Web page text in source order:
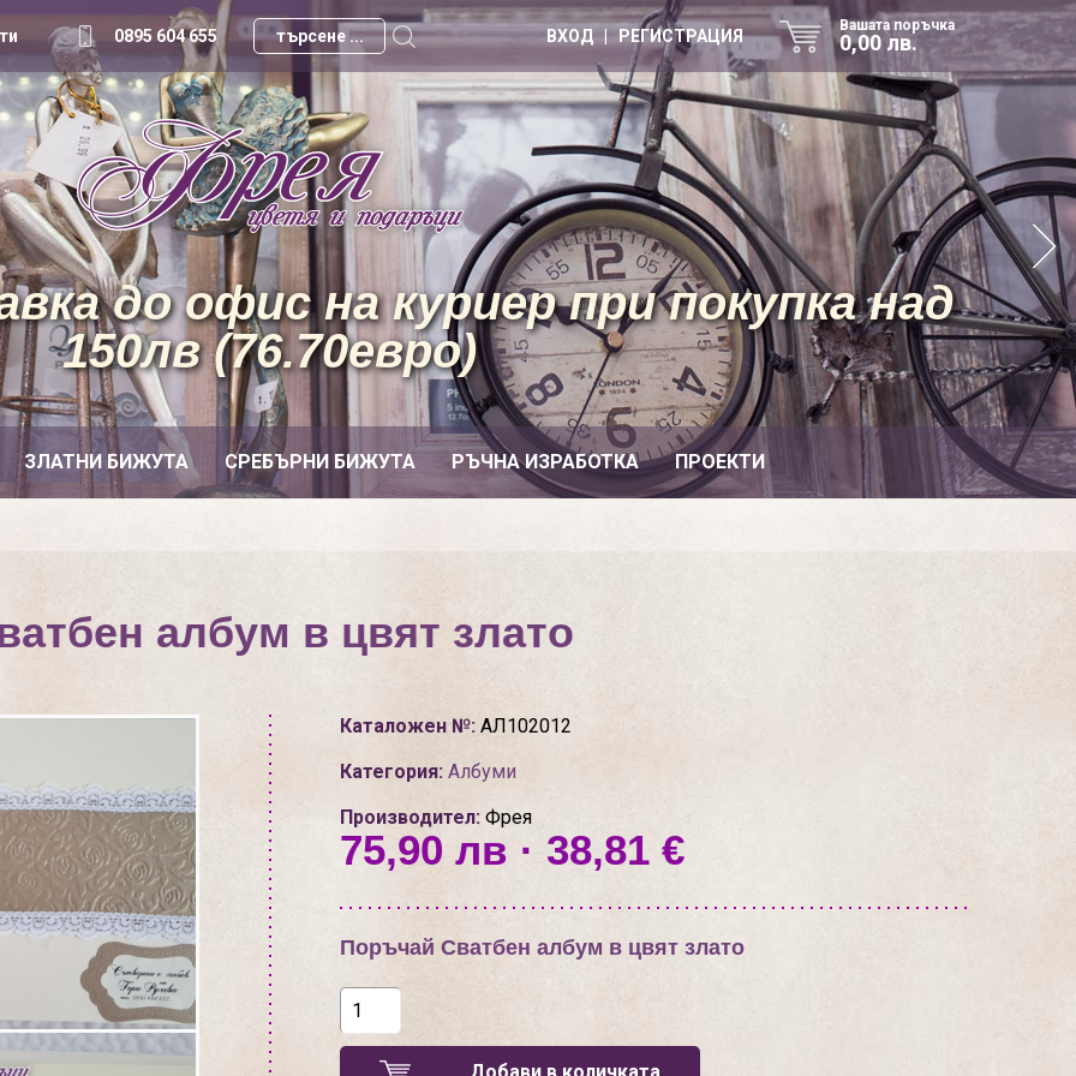
0895 604 655
Вашата поръчка
0,00 лв.
ВХОД | РЕГИСТРАЦИЯ
ЗЛАТНИ БИЖУТА СРЕБЪРНИ БИЖУТА РЪЧНА ИЗРАБОТКА ПРОЕКТИ
до офис на куриер при покупка над
150лв (76.70евро)
албум в цвят злато
Каталожен №:АЛ102012
Категория: Албуми
Производител:Фрея
75,90 лв · 38,81 €
Поръчай Сватбен албум в цвят злато